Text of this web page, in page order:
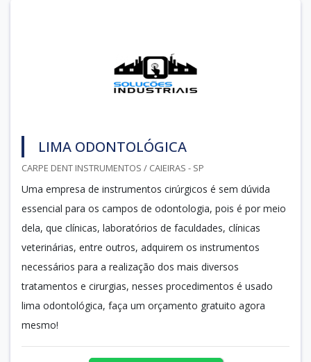
LIMA ODONTOLÓGICA
CARPE DENT INSTRUMENTOS / CAIEIRAS - SP
Uma empresa de instrumentos cirúrgicos é sem dúvida
essencial para os campos de odontologia, pois é por meio
dela, que clínicas, laboratórios de faculdades, clínicas
veterinárias, entre outros, adquirem os instrumentos
necessários para a realização dos mais diversos
tratamentos e cirurgias, nesses procedimentos é usado
lima odontológica, faça um orçamento gratuito agora
mesmo!